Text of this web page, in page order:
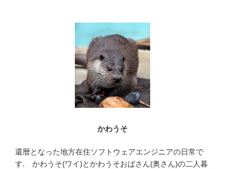
かわうそ
還暦となった地方在住ソフトウェアエンジニアの日常で
す. かわうそ(ワイ)とかわうそおばさん(奥さん)の二人暮